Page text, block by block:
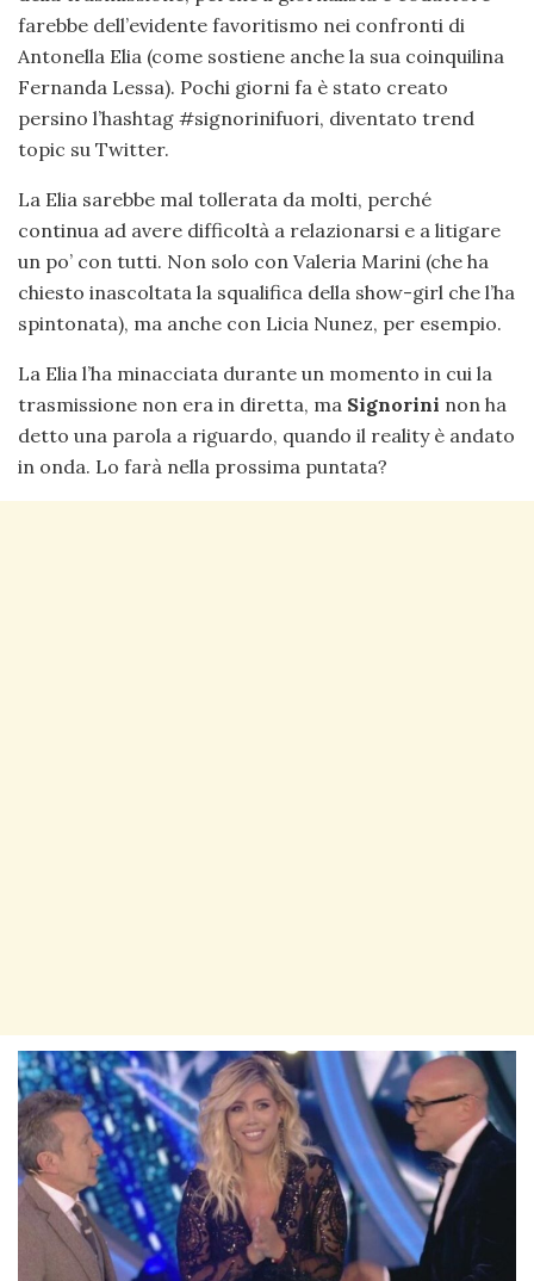
farebbe dell’evidente favoritismo nei confronti di
Antonella Elia (come sostiene anche la sua coinquilina
Fernanda Lessa). Pochi giorni fa è stato creato
persino l’hashtag #signorinifuori, diventato trend
topic su Twitter.
La Elia sarebbe mal tollerata da molti, perché
continua ad avere difficoltà a relazionarsi e a litigare
un po’ con tutti. Non solo con Valeria Marini (che ha
chiesto inascoltata la squalifica della show-girl che l’ha
spintonata), ma anche con Licia Nunez, per esempio.
La Elia l’ha minacciata durante un momento in cui la
trasmissione non era in diretta, ma Signorini non ha
detto una parola a riguardo, quando il reality è andato
in onda. Lo farà nella prossima puntata?